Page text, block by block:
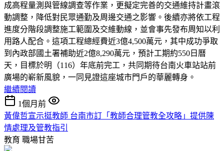
成高程量測與管線調查等作業，更擬定完善的交通維持計畫滾
動調整，降低對民眾通勤及周邊交通之影響。後續亦將依工程
進度分階段調整施工範圍及交維動線，並會事先發布周知以利
用路人配合。這項工程總經費近3億4,500萬元，其中成功爭取
到內政部國土署補助近2億8,290萬元，預計工期約550日曆
天，目標於明（116）年底前完工，共同期待台南火車站站前
廣場的嶄新風貌，一同見證這座城市門戶的華麗轉身。
繼續閱讀
1個月前
黃偉哲宣示挺教師 台南市訂「教師合理管教全攻略」提供陳
情處理及管教指引
教育 職場甘苦